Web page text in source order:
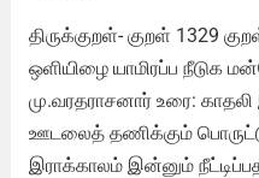
திருக்குறள்- குறள் 1329
ஒளியிழை யாமிரப்ப நீடுக
மு.வரதராசனார் உரை:
ஊடலைத் தணிக்கும் பொருட்டு
இராக்காலம் இன்னும்